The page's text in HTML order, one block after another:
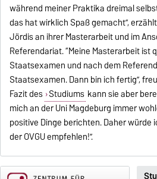
während meiner Praktika dreimal
das hat wirklich Spaß gemacht”,
Jördis an ihrer Masterarbeit und im
Referendariat. “Meine Masterarbeit ist
Staatsexamen und nach dem
Staatsexamen. Dann bin ich fertig”,
Fazit des Studiums kann sie aber
mich an der Uni Magdeburg immer
positive Dinge berichten. Daher würde
der OVGU empfehlen!”.